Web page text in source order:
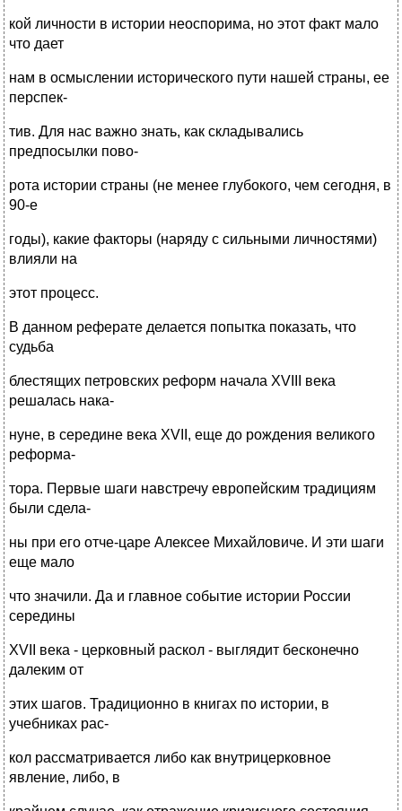
кой личности в истории неоспорима, но этот факт мало
что дает
нам в осмыслении исторического пути нашей страны, ее
перспек-
тив. Для нас важно знать, как складывались
предпосылки пово-
рота истории страны (не менее глубокого, чем сегодня, в
90-е
годы), какие факторы (наряду с сильными личностями)
влияли на
этот процесс.
В данном реферате делается попытка показать, что
судьба
блестящих петровских реформ начала XVIII века
решалась нака-
нуне, в середине века XVII, еще до рождения великого
реформа-
тора. Первые шаги навстречу европейским традициям
были сдела-
ны при его отче-царе Алексее Михайловиче. И эти шаги
еще мало
что значили. Да и главное событие истории России
середины
XVII века - церковный раскол - выглядит бесконечно
далеким от
этих шагов. Традиционно в книгах по истории, в
учебниках рас-
кол рассматривается либо как внутрицерковное
явление, либо, в